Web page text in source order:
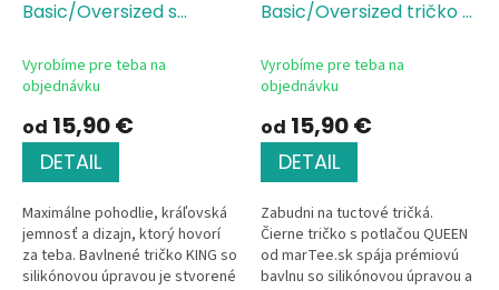
Basic/Oversized s
Jersey, 100 % bavlna,
silikónová úprava
Vyrobíme pre teba na
objednávku
od 15,90 €
DETAIL
Maximálne pohodlie, kráľovská
jemnosť a dizajn, ktorý hovorí
za teba. Bavlnené tričko KING so
silikónovou úpravou je stvorené
Basic/Oversized tričko s
Vyrobíme pre teba na
objednávku
od 15,90 €
DETAIL
Zabudni na tuctové tričká.
Čierne tričko s potlačou QUEEN
od marTee.sk spája prémiovú
bavlnu so silikónovou úpravou a